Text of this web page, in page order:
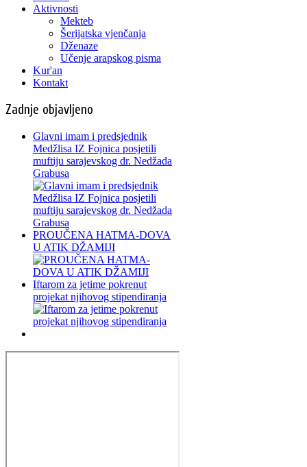
Aktivnosti
Mekteb
Šerijatska vjenčanja
Dženaze
Učenje arapskog pisma
Kur'an
Kontakt
Zadnje objavljeno
Glavni imam i predsjednik
Medžlisa IZ Fojnica posjetili
muftiju sarajevskog dr. Nedžada
Grabusa
PROUČENA HATMA-DOVA
U ATIK DŽAMIJI
Iftarom za jetime pokrenut
projekat njihovog stipendiranja